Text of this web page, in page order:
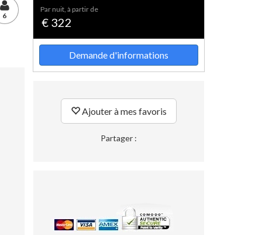
6
par nuit, à partir de
€ 322
Demande d'informations
Ajouter à mes favoris
Partager :